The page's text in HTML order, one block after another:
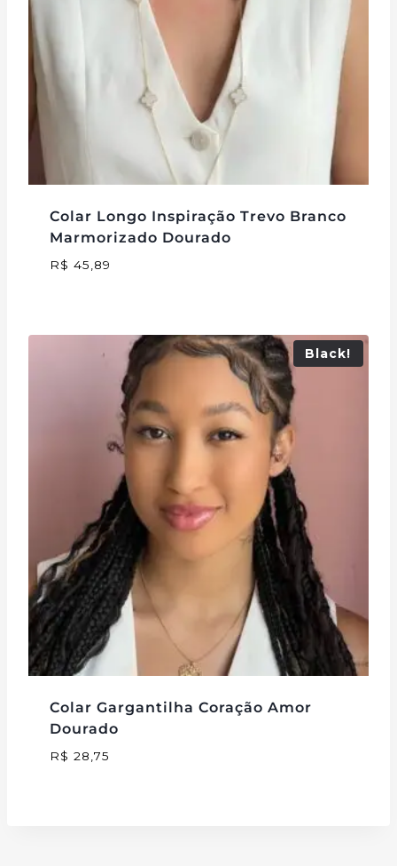
Colar Longo Inspiração Trevo Branco
Marmorizado Dourado
R$ 45,89
Black!
Colar Gargantilha Coração Amor
Dourado
R$ 28,75